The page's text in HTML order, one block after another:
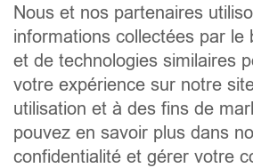
Acheter
Louer
Vendre
Contact
Liens utiles
Conseils pratiques pour vendre ou
Préparer un déménagement
Nous et nos partenaires
informations collectées par le
et de technologies similaires
votre expérience sur notre
utilisation et à des fins de
pouvez en savoir plus dans
confidentialité et gérer votre